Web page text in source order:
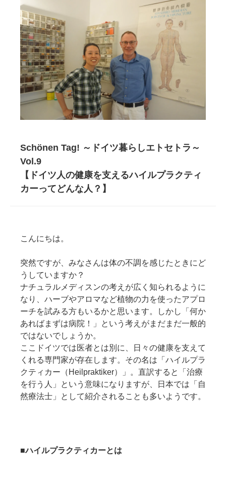
Schönen Tag! ～ドイツ暮らしエトセトラ～
Vol.9
【ドイツ人の健康を支えるハイルプラクティ
カーってどんな人？】
こんにちは。
突然ですが、みなさんは体の不調を感じたときにど
うしていますか？
ナチュラルメディスンの考えが広く知られるように
なり、ハーブやアロマなど植物の力を使ったアプロ
ーチを試みる方もいるかと思います。しかし「何か
あればまずは病院！」という考えがまだまだ一般的
ではないでしょうか。
ここドイツでは医者とは別に、日々の健康を支えて
くれる専門家が存在します。その名は「ハイルプラ
クティカー（Heilpraktiker）」。直訳すると「治療
を行う人」という意味になりますが、日本では「自
然療法士」として紹介されることも多いようです。
■ハイルプラクティカーとは